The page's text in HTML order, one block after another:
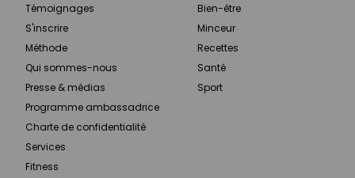
Témoignages
S'inscrire
Méthode
Qui sommes-nous
Presse & médias
Programme ambassadrice
Charte de confidentialité
Services
Fitness
Bien-être
Minceur
Recettes
Santé
Sport